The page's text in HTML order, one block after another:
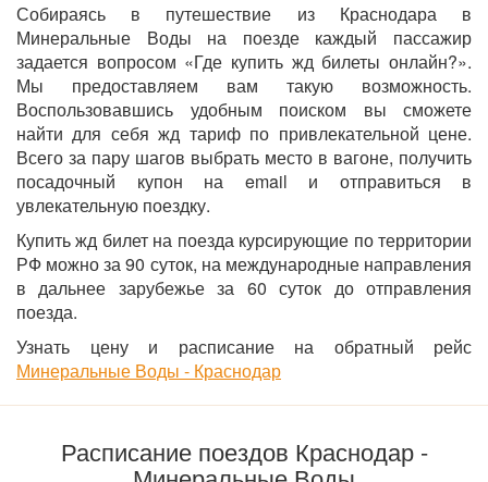
Собираясь в путешествие из Краснодара в
Минеральные Воды на поезде каждый пассажир
задается вопросом «Где купить жд билеты онлайн?».
Мы предоставляем вам такую возможность.
Воспользовавшись удобным поиском вы сможете
найти для себя жд тариф по привлекательной цене.
Всего за пару шагов выбрать место в вагоне, получить
посадочный купон на email и отправиться в
увлекательную поездку.
Купить жд билет на поезда курсирующие по территории
РФ можно за 90 суток, на международные направления
в дальнее зарубежье за 60 суток до отправления
поезда.
Узнать цену и расписание на обратный рейс
Минеральные Воды - Краснодар
Расписание поездов Краснодар -